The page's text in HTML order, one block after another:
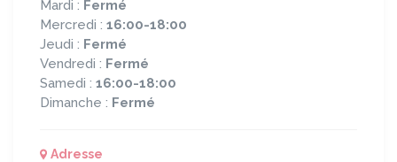
Mardi : Fermé
Mercredi : 16:00-18:00
Jeudi : Fermé
Vendredi : Fermé
Samedi : 16:00-18:00
Dimanche : Fermé
Adresse